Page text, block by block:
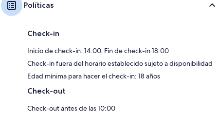
Políticas
Check-in
Inicio de check-in: 14:00. Fin de check-in 18:00
Check-in fuera del horario establecido sujeto a disponibilidad
Edad mínima para hacer el check-in: 18 años
Check-out
Check-out antes de las 10:00